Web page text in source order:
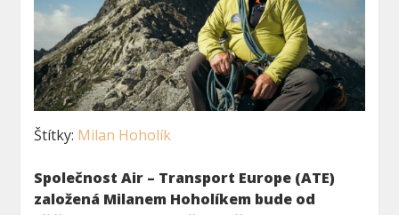
Štítky: Milan Hoholík
Společnost Air – Transport Europe (ATE)
založená Milanem Hoholíkem bude od